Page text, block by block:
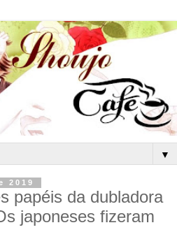
▼
2019
papéis da dubladora
japoneses fizeram